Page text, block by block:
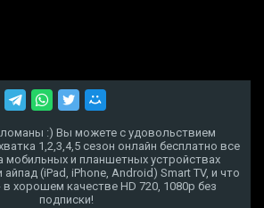
:) Вы можете с удовольствием
1,2,3,4,5 сезон онлайн бесплатно все
мобильных и планшетных устройствах
(iPad, iPhone, Android) Smart TV, и что
хорошем качестве HD 720, 1080p без
подписки!